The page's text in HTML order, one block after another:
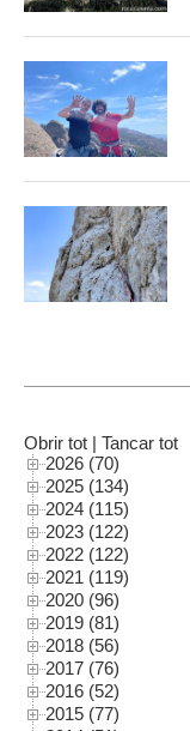
Obrir tot | Tancar tot
2026 (70)
2025 (134)
2024 (115)
2023 (122)
2022 (122)
2021 (119)
2020 (96)
2019 (81)
2018 (56)
2017 (76)
2016 (52)
2015 (77)